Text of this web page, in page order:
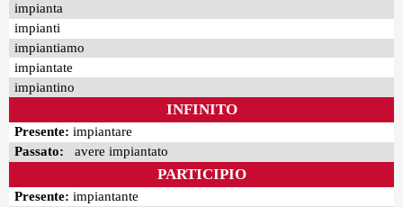
impianta
impianti
impiantiamo
impiantate
impiantino
INFINITO
Presente: impiantare
Passato: avere impiantato
PARTICIPIO
Presente: impiantante